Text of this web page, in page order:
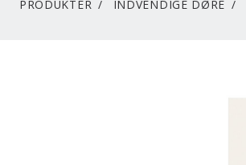
PRODUKTER INDVENDIGE DØRE